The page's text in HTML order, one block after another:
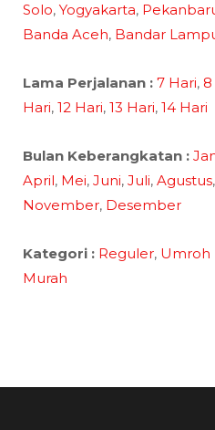
Solo, Yogyakarta,
Banda Aceh, Bandar
Lama Perjalanan : 7 Hari, 8
Hari, 12 Hari, 13 Hari, 14 Hari
Bulan Keberangkatan :
April, Mei, Juni, Juli, Agustus,
November, Desember
Kategori : Reguler, Umroh
Murah